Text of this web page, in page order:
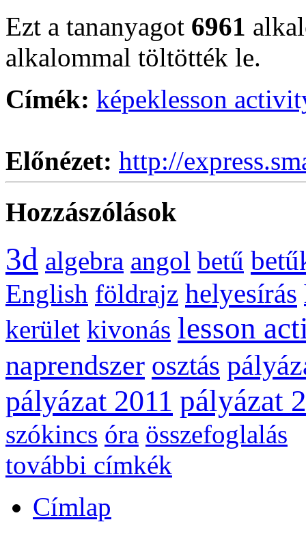
Ezt a tananyagot 6961
alkalommal töltötték le.
Címék: képeklesson
Előnézet: http://
Hozzászólások
3d algebra angol betű
English földrajz helyesírás
kerület kivonás lesson
naprendszer osztás
pályázat 2011 pályázat
szókincs óra összefoglalás
további címkék
Címlap